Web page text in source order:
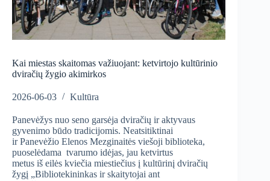
Kai miestas skaitomas važiuojant: ketvirtojo kultūrinio
dviračių žygio akimirkos
2026-06-03 Kultūra
Panevėžys nuo seno garsėja dviračių ir aktyvaus
gyvenimo būdo tradicijomis. Neatsitiktinai
ir Panevėžio Elenos Mezginaitės viešoji biblioteka,
puoselėdama tvarumo idėjas, jau ketvirtus
metus iš eilės kviečia miestiečius į kultūrinį dviračių
žygį „Bibliotekininkas ir skaitytojai ant